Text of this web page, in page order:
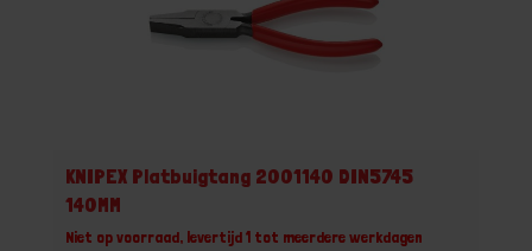
KNIPEX Platbuigtang 2001140 DIN5745
140MM
Niet op voorraad, levertijd 1 tot meerdere werkdagen